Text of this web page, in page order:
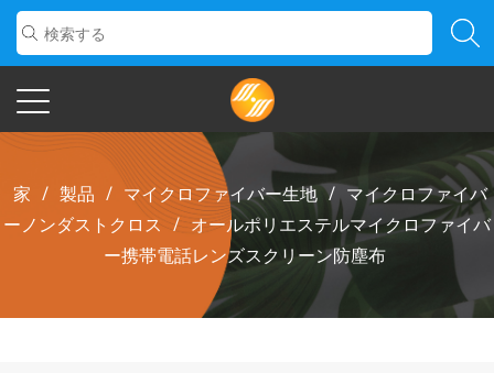
家 / 製品 / マイクロファイバー生地 / マイクロファイバ
ーノンダストクロス / オールポリエステルマイクロファイバ
ー携帯電話レンズスクリーン防塵布